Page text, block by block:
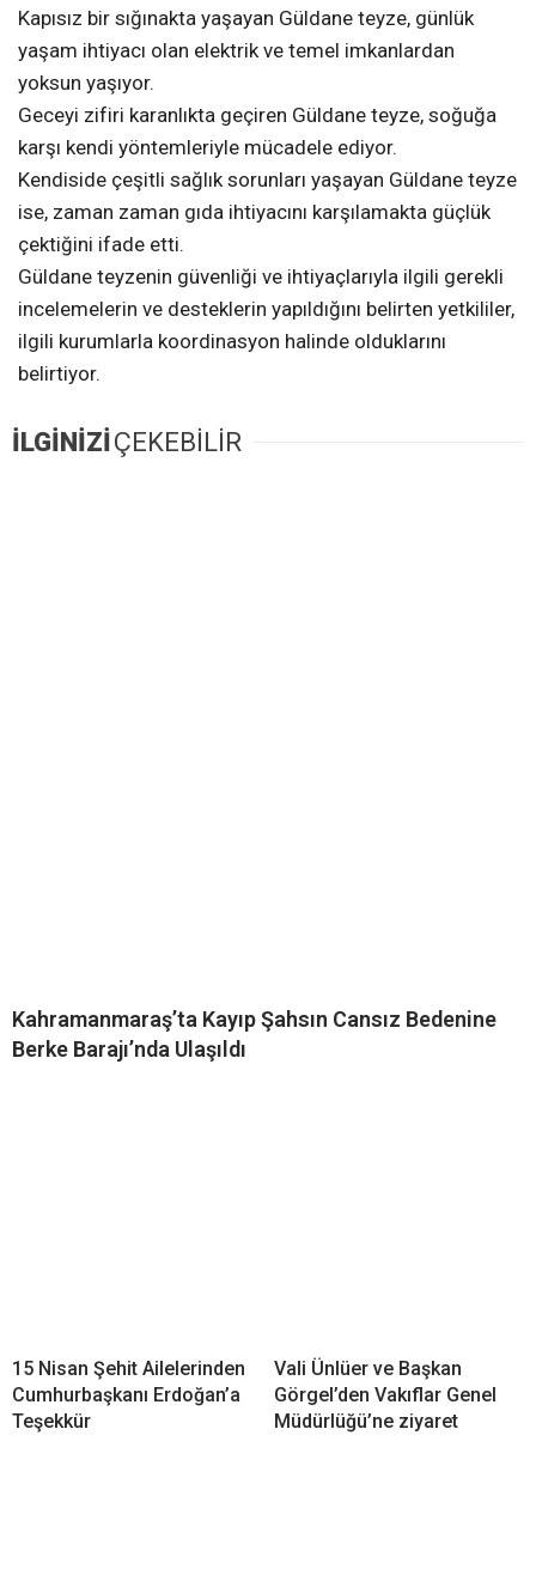
Kapısız bir sığınakta yaşayan Güldane teyze, günlük
yaşam ihtiyacı olan elektrik ve temel imkanlardan
yoksun yaşıyor.
Geceyi zifiri karanlıkta geçiren Güldane teyze, soğuğa
karşı kendi yöntemleriyle mücadele ediyor.
Kendiside çeşitli sağlık sorunları yaşayan Güldane teyze
ise, zaman zaman gıda ihtiyacını karşılamakta güçlük
çektiğini ifade etti.
Güldane teyzenin güvenliği ve ihtiyaçlarıyla ilgili gerekli
incelemelerin ve desteklerin yapıldığını belirten yetkililer,
ilgili kurumlarla koordinasyon halinde olduklarını
belirtiyor.
İLGİNİZİ ÇEKEBİLİR
Kahramanmaraş’ta Kayıp Şahsın Cansız Bedenine
Berke Barajı’nda Ulaşıldı
15 Nisan Şehit Ailelerinden
Cumhurbaşkanı Erdoğan’a
Teşekkür
Vali Ünlüer ve Başkan
Görgel’den Vakıflar Genel
Müdürlüğü’ne ziyaret